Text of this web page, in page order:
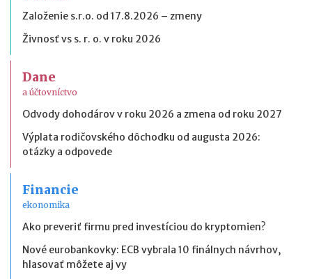
Založenie s.r.o. od 17.8.2026 – zmeny
Živnosť vs s. r. o. v roku 2026
Dane
a účtovníctvo
Odvody dohodárov v roku 2026 a zmena od roku 2027
Výplata rodičovského dôchodku od augusta 2026:
otázky a odpovede
Financie
ekonomika
Ako preveriť firmu pred investíciou do kryptomien?
Nové eurobankovky: ECB vybrala 10 finálnych návrhov,
hlasovať môžete aj vy